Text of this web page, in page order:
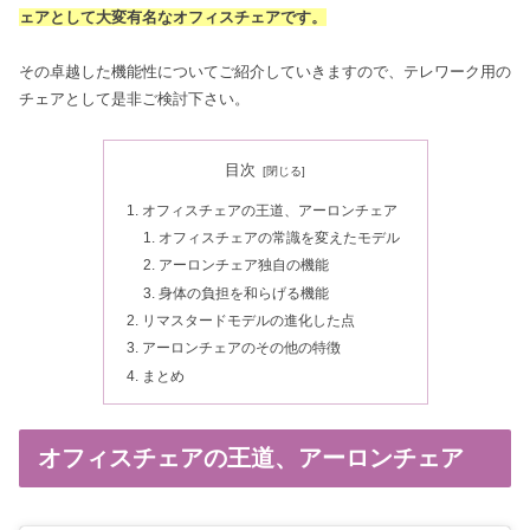
ェアとして大変有名なオフィスチェアです。
その卓越した機能性についてご紹介していきますので、テレワーク用の
チェアとして是非ご検討下さい。
目次
オフィスチェアの王道、アーロンチェア
オフィスチェアの常識を変えたモデル
アーロンチェア独自の機能
身体の負担を和らげる機能
リマスタードモデルの進化した点
アーロンチェアのその他の特徴
まとめ
オフィスチェアの王道、アーロンチェア